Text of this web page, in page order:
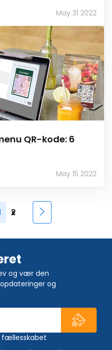
May 31 2022
QR-kode: 6
May 15 2022
2
og vær den
og
fællesskabet